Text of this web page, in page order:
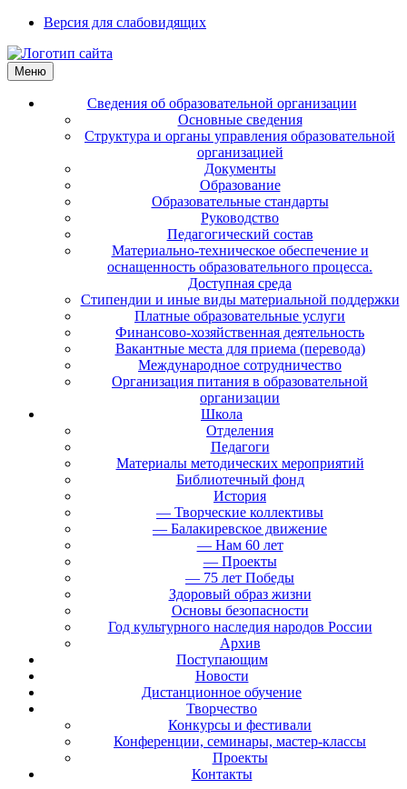
Версия для слабовидящих
Меню
Сведения об образовательной организации
Основные сведения
Структура и органы управления образовательной
организацией
Документы
Образование
Образовательные стандарты
Руководство
Педагогический состав
Материально-техническое обеспечение и
оснащенность образовательного процесса.
Доступная среда
Стипендии и иные виды материальной поддержки
Платные образовательные услуги
Финансово-хозяйственная деятельность
Вакантные места для приема (перевода)
Международное сотрудничество
Организация питания в образовательной
организации
Школа
Отделения
Педагоги
Материалы методических мероприятий
Библиотечный фонд
История
— Творческие коллективы
— Балакиревское движение
— Нам 60 лет
— Проекты
— 75 лет Победы
Здоровый образ жизни
Основы безопасности
Год культурного наследия народов России
Архив
Поступающим
Новости
Дистанционное обучение
Творчество
Конкурсы и фестивали
Конференции, семинары, мастер-классы
Проекты
Контакты